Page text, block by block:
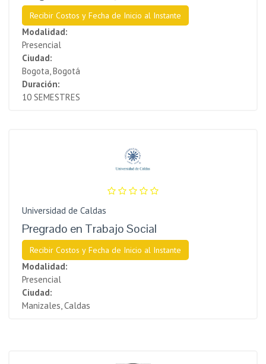
Recibir Costos y Fecha de Inicio al Instante
Modalidad:
Presencial
Ciudad:
Bogota, Bogotá
Duración:
10 SEMESTRES
Universidad de Caldas
Pregrado en Trabajo Social
Recibir Costos y Fecha de Inicio al Instante
Modalidad:
Presencial
Ciudad:
Manizales, Caldas